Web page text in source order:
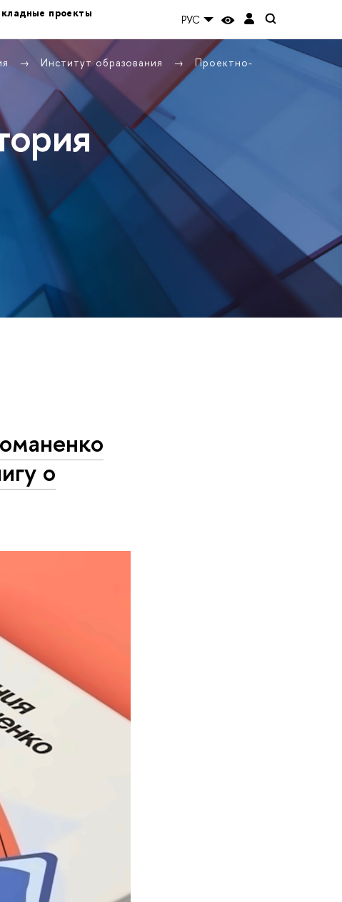
проекты
РУС
Институт образования
Проектно-
о